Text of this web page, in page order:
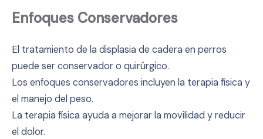
Enfoques Conservadores
El tratamiento de la displasia de cadera en perros
puede ser conservador o quirúrgico.
Los enfoques conservadores incluyen la terapia física y
el manejo del peso.
La terapia física ayuda a mejorar la movilidad y reducir
el dolor.